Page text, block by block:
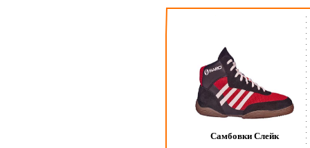
Самбовки Слейк